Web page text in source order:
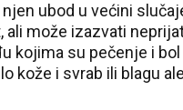
njen ubod u većini
ali može izazvati
kojima su pečenje i
kože i svrab ili blagu